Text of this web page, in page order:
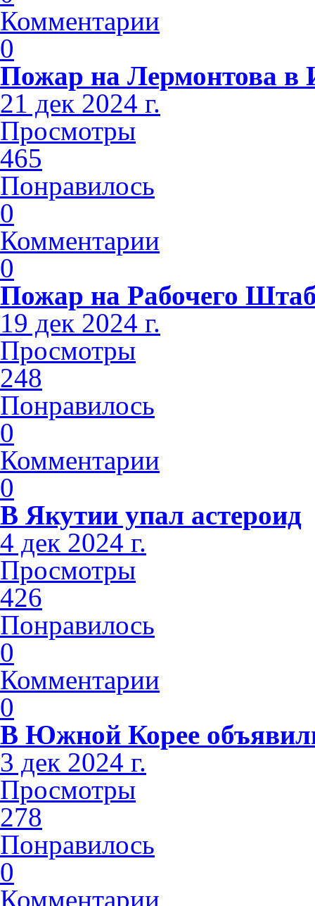
Комментарии
0
Пожар на Лермонтова в
21 дек 2024 г.
Просмотры
465
Понравилось
0
Комментарии
0
Пожар на Рабочего
19 дек 2024 г.
Просмотры
248
Понравилось
0
Комментарии
0
В Якутии упал астероид
4 дек 2024 г.
Просмотры
426
Понравилось
0
Комментарии
0
В Южной Корее
3 дек 2024 г.
Просмотры
278
Понравилось
0
Комментарии